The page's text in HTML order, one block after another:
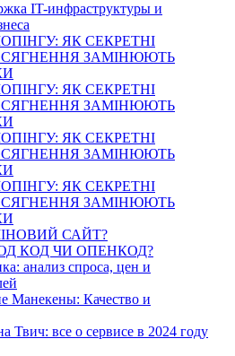
IT-инфраструктуры и
ЯК СЕКРЕТНІ
ЗАМІНЮЮТЬ
ЯК СЕКРЕТНІ
ЗАМІНЮЮТЬ
ЯК СЕКРЕТНІ
ЗАМІНЮЮТЬ
ЯК СЕКРЕТНІ
ЗАМІНЮЮТЬ
САЙТ?
КОД ЧИ ОПЕНКОД?
анализ спроса, цен и
Манекены: Качество и
Твич: все о сервисе в 2024 году